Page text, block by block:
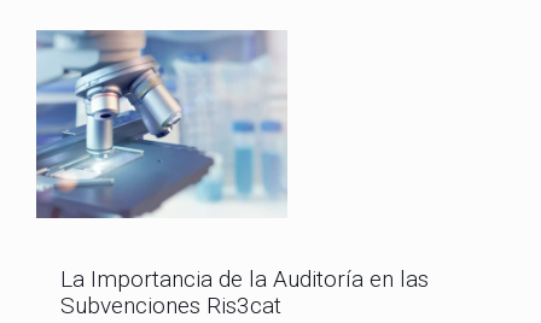
La Importancia de la Auditoría en las
Subvenciones Ris3cat